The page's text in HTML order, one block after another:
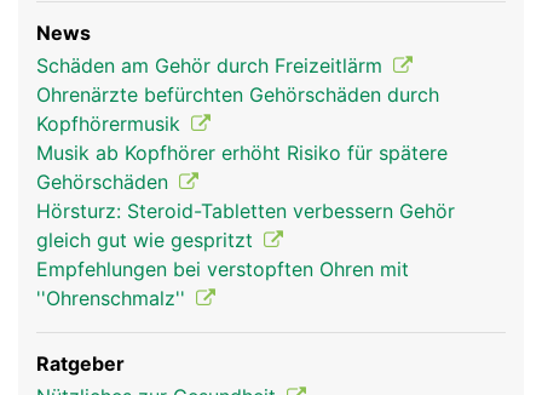
Ohren Frau
News
Schäden am Gehör durch Freizeitlärm
Ohrenärzte befürchten Gehörschäden durch
Kopfhörermusik
Musik ab Kopfhörer erhöht Risiko für spätere
Gehörschäden
Hörsturz: Steroid-Tabletten verbessern Gehör
gleich gut wie gespritzt
Empfehlungen bei verstopften Ohren mit
''Ohrenschmalz''
Ratgeber